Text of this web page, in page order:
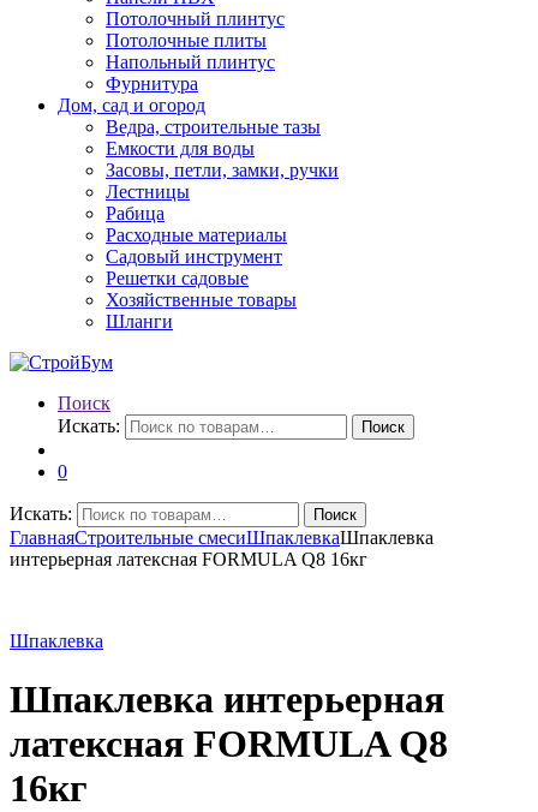
Потолочный плинтус
Потолочные плиты
Напольный плинтус
Фурнитура
Дом, сад и огород
Ведра, строительные тазы
Емкости для воды
Засовы, петли, замки, ручки
Лестницы
Рабица
Расходные материалы
Садовый инструмент
Решетки садовые
Хозяйственные товары
Шланги
Поиск
Искать:
Поиск
0
Искать: Поиск
ГлавнаяСтроительные смесиШпаклевкаШпаклевка
интерьерная латексная FORMULA Q8 16кг
Шпаклевка
Шпаклевка интерьерная
латексная FORMULA Q8
16кг